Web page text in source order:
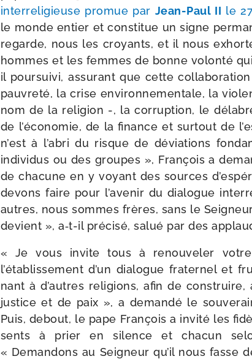
inter­re­li­gieuse pro­mue par Jean-​Paul II le
le monde entier et consti­tue un signe
regarde, nous les croyants, et il nous
hommes et les femmes de bonne volon­té
il pour­sui­vi, assu­rant que cette
pau­vre­té, la crise envi­ron­ne­men­tale, la
nom de la reli­gion -, la cor­rup­tion, le
de l’économie, de la finance et sur­tout de
n’est à l’abri du risque de dévia­tions
indi­vi­dus ou des groupes », François a
de cha­cune en y voyant des sources
devons faire pour l’avenir du dia­logue
autres, nous sommes frères, sans le
devient », a‑t-​il pré­ci­sé, salué par des
« Je vous invite tous à renou­ve­ler
l’établissement d’un dia­logue fra­ter­nel et
nant à d’autres reli­gions, afin de
jus­tice et de paix », a deman­dé le
Puis, debout, le pape François a invi­té les
sents à prier en silence et cha­cun
« Demandons au Seigneur qu’il nous